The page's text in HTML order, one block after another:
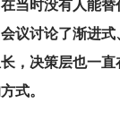
当时没有人能
议讨论了渐进
，决策层也一
式。